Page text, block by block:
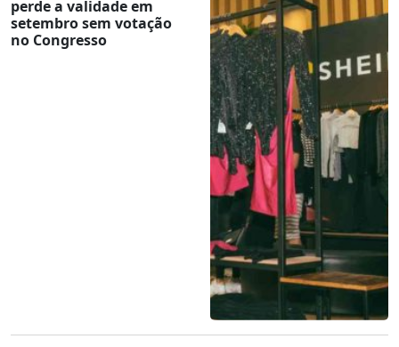
perde a validade em
setembro sem votação
no Congresso